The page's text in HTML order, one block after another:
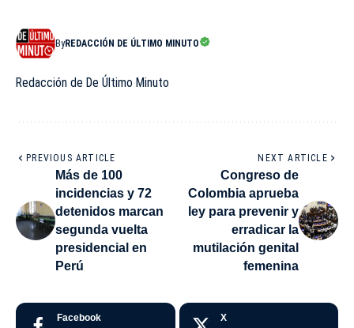
ByREDACCIÓN DE ÚLTIMO MINUTO
Redacción de De Último Minuto
PREVIOUS ARTICLE
Más de 100
incidencias y 72
detenidos marcan
segunda vuelta
presidencial en
Perú
NEXT ARTICLE
Congreso de
Colombia aprueba
ley para prevenir y
erradicar la
mutilación genital
femenina
Facebook X